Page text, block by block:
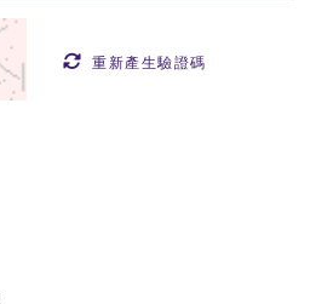
重新產生驗證碼